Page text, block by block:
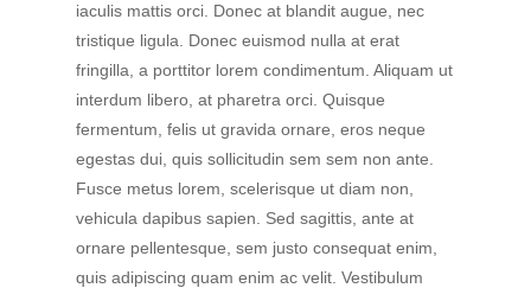
iaculis mattis orci. Donec at blandit augue, nec
tristique ligula. Donec euismod nulla at erat
fringilla, a porttitor lorem condimentum. Aliquam ut
interdum libero, at pharetra orci. Quisque
fermentum, felis ut gravida ornare, eros neque
egestas dui, quis sollicitudin sem sem non ante.
Fusce metus lorem, scelerisque ut diam non,
vehicula dapibus sapien. Sed sagittis, ante at
ornare pellentesque, sem justo consequat enim,
quis adipiscing quam enim ac velit. Vestibulum